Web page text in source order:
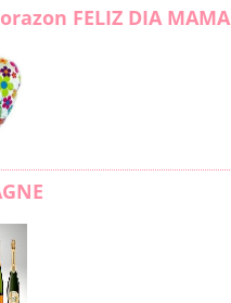
FELIZ DIA MAMA